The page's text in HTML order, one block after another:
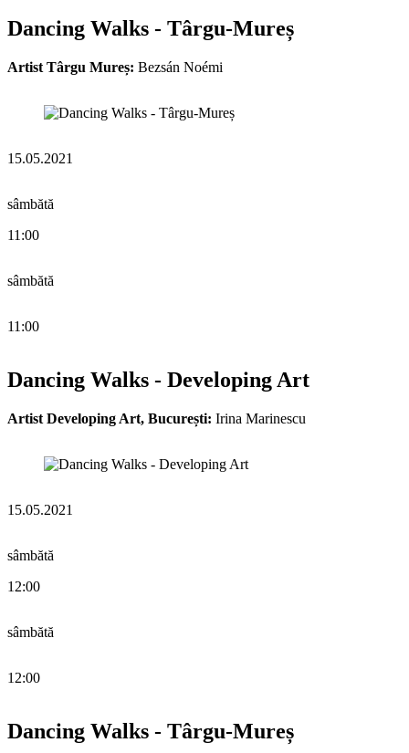
Dancing Walks - Târgu-Mureș
Artist Târgu Mureș: Bezsán Noémi
15.05.2021
sâmbătă
11:00
sâmbătă
11:00
Dancing Walks - Developing Art
Artist Developing Art, București: Irina Marinescu
15.05.2021
sâmbătă
12:00
sâmbătă
12:00
Dancing Walks - Târgu-Mureș